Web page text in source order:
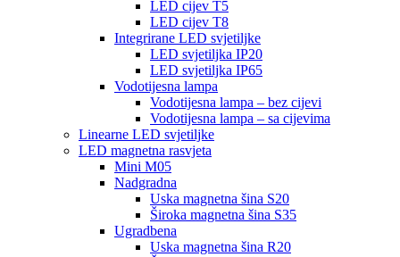
LED cijev T5
LED cijev T8
Integrirane LED svjetiljke
LED svjetiljka IP20
LED svjetiljka IP65
Vodotijesna lampa
Vodotijesna lampa – bez cijevi
Vodotijesna lampa – sa cijevima
Linearne LED svjetiljke
LED magnetna rasvjeta
Mini M05
Nadgradna
Uska magnetna šina S20
Široka magnetna šina S35
Ugradbena
Uska magnetna šina R20